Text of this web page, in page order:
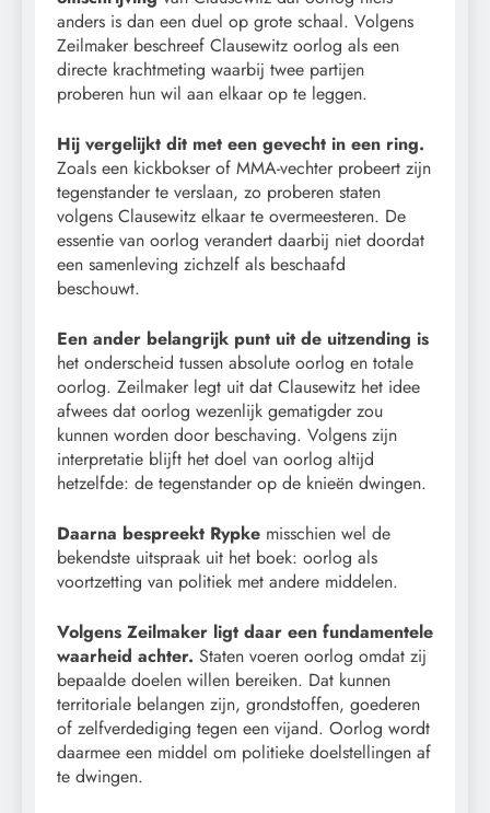
anders is dan een duel op grote schaal. Volgens
Zeilmaker beschreef Clausewitz oorlog als een
directe krachtmeting waarbij twee partijen
proberen hun wil aan elkaar op te leggen.
Hij vergelijkt dit met een gevecht in een ring.
Zoals een kickbokser of MMA-vechter probeert zijn
tegenstander te verslaan, zo proberen staten
volgens Clausewitz elkaar te overmeesteren. De
essentie van oorlog verandert daarbij niet doordat
een samenleving zichzelf als beschaafd
beschouwt.
Een ander belangrijk punt uit de uitzending is
het onderscheid tussen absolute oorlog en totale
oorlog. Zeilmaker legt uit dat Clausewitz het idee
afwees dat oorlog wezenlijk gematigder zou
kunnen worden door beschaving. Volgens zijn
interpretatie blijft het doel van oorlog altijd
hetzelfde: de tegenstander op de knieën dwingen.
Daarna bespreekt Rypke misschien wel de
bekendste uitspraak uit het boek: oorlog als
voortzetting van politiek met andere middelen.
Volgens Zeilmaker ligt daar een fundamentele
waarheid achter. Staten voeren oorlog omdat zij
bepaalde doelen willen bereiken. Dat kunnen
territoriale belangen zijn, grondstoffen, goederen
of zelfverdediging tegen een vijand. Oorlog wordt
daarmee een middel om politieke doelstellingen af
te dwingen.